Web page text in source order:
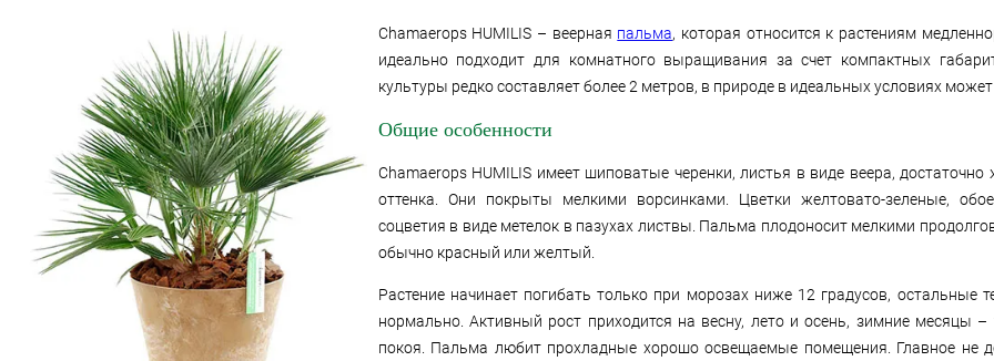
Chamaerops HUMILIS – веерная пальма, которая относится к растениям
идеально подходит для комнатного выращивания за счет компактных
культуры редко составляет более 2 метров, в природе в идеальных условиях
Общие особенности
Chamaerops HUMILIS имеет шиповатые черенки, листья в виде веера, достаточно
оттенка. Они покрыты мелкими ворсинками. Цветки желтовато-зеленые,
соцветия в виде метелок в пазухах листвы. Пальма плодоносит мелкими
обычно красный или желтый.
Растение начинает погибать только при морозах ниже 12 градусов, остальные
нормально. Активный рост приходится на весну, лето и осень, зимние месяцы
покоя. Пальма любит прохладные хорошо освещаемые помещения. Главное не